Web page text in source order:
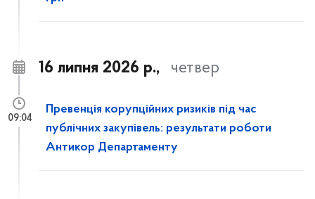
16 липня 2026 р., четвер
Превенція корупційних ризиків під час
публічних закупівель: результати роботи
Антикор Департаменту
09:04